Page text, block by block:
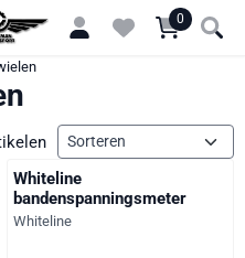
0
Sorteermethode
Whiteline
bandenspanningsmeter
Merk:
Whiteline